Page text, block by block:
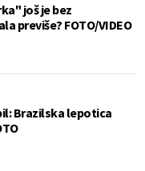
još je bez
previše? FOTO/VIDEO
Brazilska lepotica